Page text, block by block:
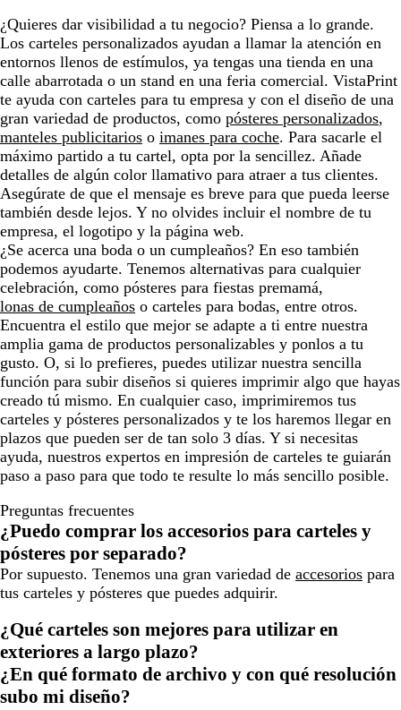
¿Quieres dar visibilidad a tu negocio? Piensa a lo grande.
Los carteles personalizados ayudan a llamar la atención en
entornos llenos de estímulos, ya tengas una tienda en una
calle abarrotada o un stand en una feria comercial. VistaPrint
te ayuda con carteles para tu empresa y con el diseño de una
gran variedad de productos, como pósteres personalizados,
manteles publicitarios o imanes para coche. Para sacarle el
máximo partido a tu cartel, opta por la sencillez. Añade
detalles de algún color llamativo para atraer a tus clientes.
Asegúrate de que el mensaje es breve para que pueda leerse
también desde lejos. Y no olvides incluir el nombre de tu
empresa, el logotipo y la página web.
¿Se acerca una boda o un cumpleaños? En eso también
podemos ayudarte. Tenemos alternativas para cualquier
celebración, como pósteres para fiestas premamá,
lonas de cumpleaños o carteles para bodas, entre otros.
Encuentra el estilo que mejor se adapte a ti entre nuestra
amplia gama de productos personalizables y ponlos a tu
gusto. O, si lo prefieres, puedes utilizar nuestra sencilla
función para subir diseños si quieres imprimir algo que hayas
creado tú mismo. En cualquier caso, imprimiremos tus
carteles y pósteres personalizados y te los haremos llegar en
plazos que pueden ser de tan solo 3 días. Y si necesitas
ayuda, nuestros expertos en impresión de carteles te guiarán
paso a paso para que todo te resulte lo más sencillo posible.
Preguntas frecuentes
¿Puedo comprar los accesorios para carteles y
pósteres por separado?
Por supuesto. Tenemos una gran variedad de accesorios para
tus carteles y pósteres que puedes adquirir.
¿Qué carteles son mejores para utilizar en
exteriores a largo plazo?
¿En qué formato de archivo y con qué resolución
subo mi diseño?